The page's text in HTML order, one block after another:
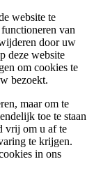
website te
van
door uw
deze website
om cookies te
bezoekt.
maar om te
toe te staan
vrij om u af te
te krijgen.
in ons